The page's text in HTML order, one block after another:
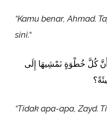
“Kamu benar, Ahmad.
sini.“
أَنَّ كُلَّ خُطْوَةٍ نَمْشِيهَا إِلَى
“Tidak apa-apa, Zayd.